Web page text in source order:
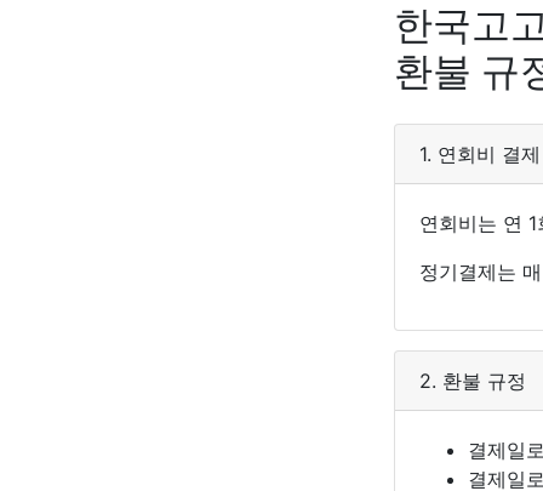
한국고
환불 규
1. 연회비 결
연회비는 연
정기결제는
2. 환불 규정
결제일
결제일